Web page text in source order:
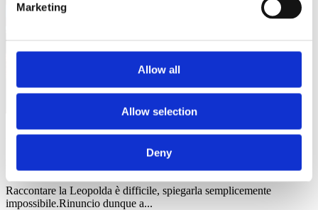
Marketing
Allow all
Allow selection
Deny
22/10/18
Raccontare la Leopolda è difficile, spiegarla semplicemente
impossibile.Rinuncio dunque a...